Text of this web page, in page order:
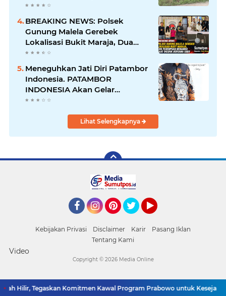
yang Diduga Diserobot PT Jatim
BREAKING NEWS: Polsek
Gunung Malela Gerebek
Lokalisasi Bukit Maraja, Dua
Perempuan Menangis Saat
Diciduk Bersama Sabu
Meneguhkan Jati Diri Patambor
Indonesia. PATAMBOR
INDONESIA Akan Gelar
RAKERNAS II Di Jakarta.
Lihat Selengkapnya
Kebijakan Privasi Disclaimer Karir
Pasang Iklan
Tentang Kami
Video
Hilir, Tegaskan Komitmen Kawal Program Prabowo untuk
Copyright © 2026 Media Online